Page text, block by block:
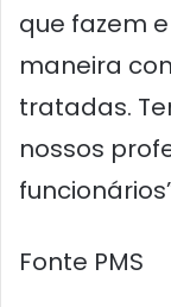
que fazem
maneira
tratadas.
nossos
Fonte PMS